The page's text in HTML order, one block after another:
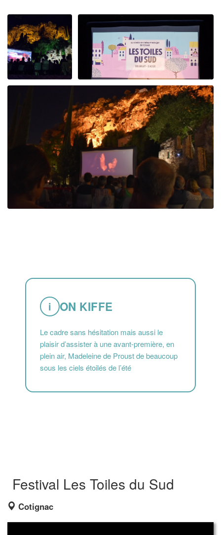
i ON KIFFE
Le cadre sans hésitation mais aussi le
plaisir d’assister à une avant-première, en
plein air, Madeleine de Proust de beaucoup
sous les ciels étoilés de l’été
Festival Les Toiles du Sud
Cotignac